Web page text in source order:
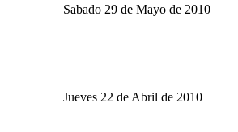
Sabado 29 de Mayo de 2010
Jueves 22 de Abril de 2010